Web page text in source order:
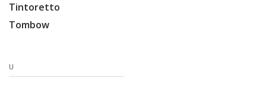
Tintoretto
Tombow
U